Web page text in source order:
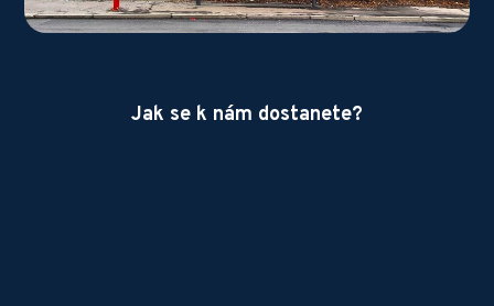
Jak se k nám dostanete?